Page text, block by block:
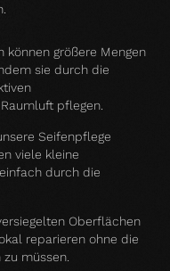
können größere Mengen
sie durch die
pflegen.
Seifenpflege
viele kleine
durch die
Oberflächen
reparieren ohne die
müssen.